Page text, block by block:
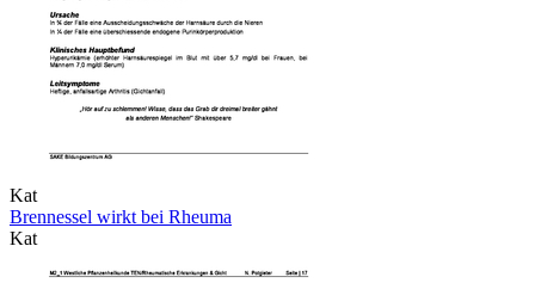
Kat
Brennessel wirkt bei Rheuma
Kat